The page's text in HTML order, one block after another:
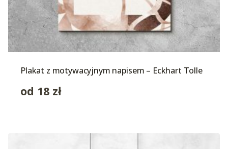
Plakat z motywacyjnym napisem – Eckhart Tolle
od 18 zł